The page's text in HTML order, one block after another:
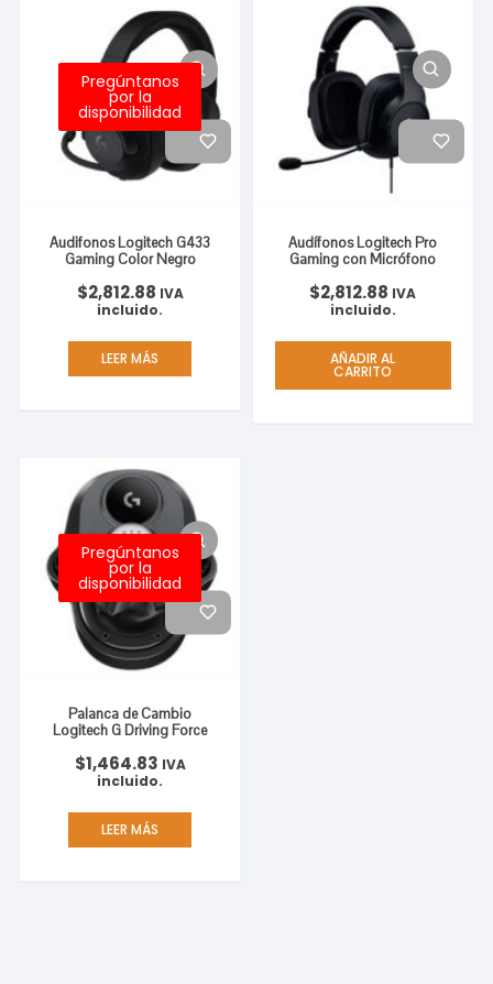
Pregúntanos
por la
disponibilidad
Audifonos Logitech G433
Gaming Color Negro
$2,812.88 IVA
incluido.
LEER MÁS
Audífonos Logitech Pro
Gaming con Micrófono
$2,812.88 IVA
incluido.
AÑADIR AL
CARRITO
Pregúntanos
por la
disponibilidad
Palanca de Cambio
Logitech G Driving Force
$1,464.83 IVA
incluido.
LEER MÁS